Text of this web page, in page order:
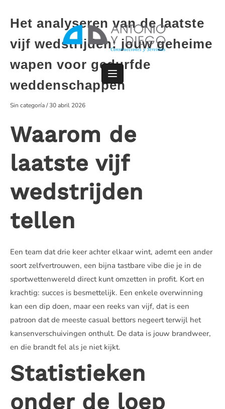
contenido
Het analyseren van de laatste
vijf wedstrijden: jouw geheime
wapen voor gedurfde
weddenschappen
Sin categoría/30 abril 2026
Waarom de
laatste vijf
wedstrijden
tellen
Een team dat drie keer achter elkaar wint, ademt een ander
soort zelfvertrouwen, een bijna tastbare vibe die je in de
sportwettenwereld direct kunt omzetten in profit. Kort en
krachtig: succes is besmettelijk. Een enkele overwinning
kan een dip doen, maar een reeks van vijf, dat is een
patroon dat de meeste casual bettors negeert terwijl het
kansenverschuivingen onthult. De data is jouw brandweer,
en die brandt fel als je niet kijkt.
Statistieken
onder de loep